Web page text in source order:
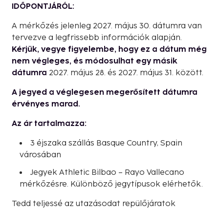
IDŐPONTJÁRÓL:
A mérkőzés jelenleg 2027. május 30. dátumra van
tervezve a legfrissebb információk alapján.
Kérjük, vegye figyelembe, hogy ez a dátum még
nem végleges, és módosulhat egy másik
dátumra 2027. május 28. és 2027. május 31. között.
A jegyed a véglegesen megerősített dátumra
érvényes marad.
Az ár tartalmazza:
3 éjszaka szállás Basque Country, Spain
városában
Jegyek Athletic Bilbao – Rayo Vallecano
mérkőzésre. Különböző jegytípusok elérhetők.
Tedd teljessé az utazásodat repülőjáratok